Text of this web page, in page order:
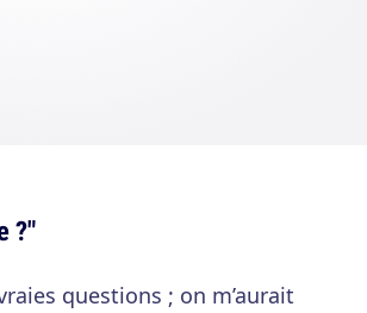
?"
questions ; on m’aurait